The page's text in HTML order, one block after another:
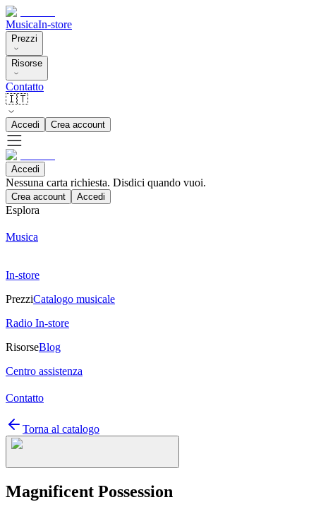
MusicaIn-store
Prezzi
Risorse
Contatto
🇮🇹
Accedi Crea account
Accedi
Nessuna carta richiesta. Disdici quando vuoi.
Crea account Accedi
Esplora
Musica
In-store
PrezziCatalogo musicale
Radio In-store
RisorseBlog
Centro assistenza
Contatto
Torna al catalogo
Magnificent Possession